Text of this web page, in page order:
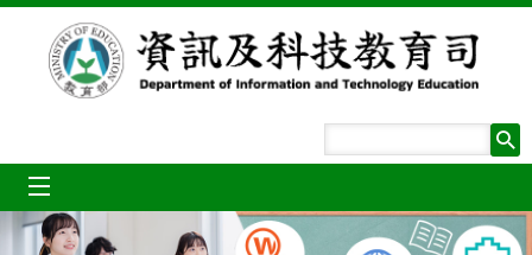
跳到主要內容區塊